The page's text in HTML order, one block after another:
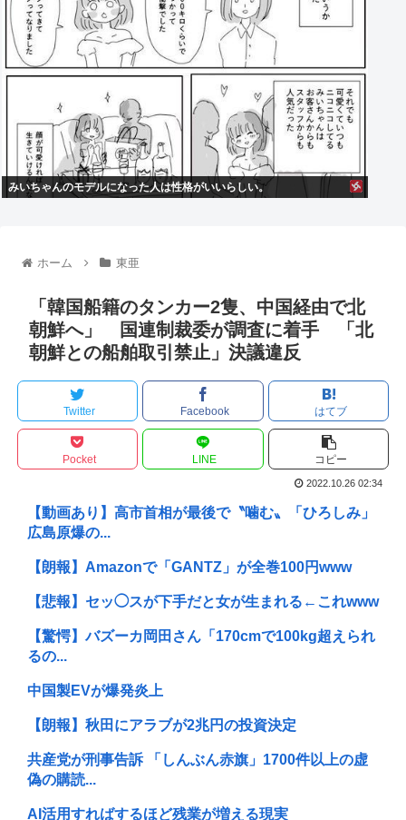
みいちゃんのモデルになった人は性格がいいらしい。
ホーム 東亜
「韓国船籍のタンカー2隻、中国経由で北
朝鮮へ」 国連制裁委が調査に着手 「北
朝鮮との船舶取引禁止」決議違反
Twitter Facebook はてブ
Pocket LINE コピー
2022.10.26 02:34
【動画あり】高市首相が最後で〝噛む〟「ひろしみ」
広島原爆の...
【朗報】Amazonで「GANTZ」が全巻100円www
【悲報】セッ◯スが下手だと女が生まれる←これwww
【驚愕】バズーカ岡田さん「170cmで100kg超えられ
るの...
中国製EVが爆発炎上
【朗報】秋田にアラブが2兆円の投資決定
共産党が刑事告訴 「しんぶん赤旗」1700件以上の虚
偽の購読...
AI活用すればするほど残業が増える現実